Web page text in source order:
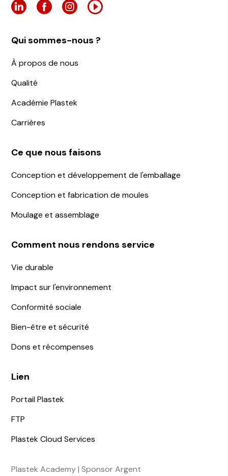
Qui sommes-nous ?
À propos de nous
Qualité
Académie Plastek
Carrières
Ce que nous faisons
Conception et développement de l'emballage
Conception et fabrication de moules
Moulage et assemblage
Comment nous rendons service
Vie durable
Impact sur l'environnement
Conformité sociale
Bien-être et sécurité
Dons et récompenses
Lien
Portail Plastek
FTP
Plastek Cloud Services
Plastek Academy | Sponsor Argent